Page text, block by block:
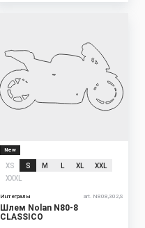
New
XS S M XL
XXL
XXXL
Интегралы art. N808,302,S
Шлем Nolan N80-8
CLASSICO